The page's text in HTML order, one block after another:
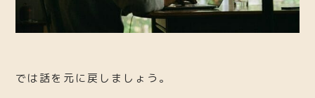
では話を元に戻しましょう。